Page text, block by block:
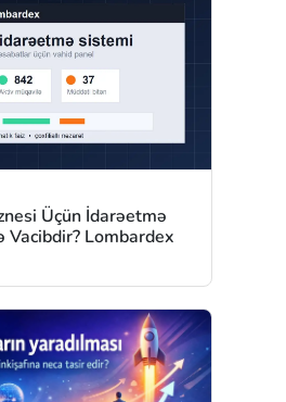
Üçün İdarəetmə
Vacibdir? Lombardex